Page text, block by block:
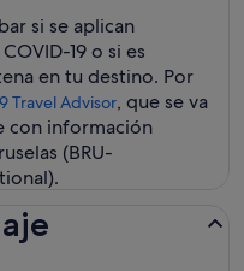
si se aplican
19 o si es
en tu destino. Por
Travel Advisor, que se va
con información
(BRU-